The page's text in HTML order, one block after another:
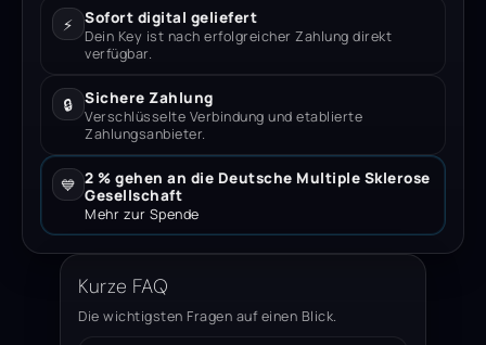
⚡ Sofort digital geliefert
Dein Key ist nach erfolgreicher Zahlung direkt
verfügbar.
🔒 Sichere Zahlung
Verschlüsselte Verbindung und etablierte
Zahlungsanbieter.
💙 2 % gehen an die Deutsche Multiple Sklerose
Gesellschaft
Mehr zur Spende
Kurze FAQ
Die wichtigsten Fragen auf einen Blick.